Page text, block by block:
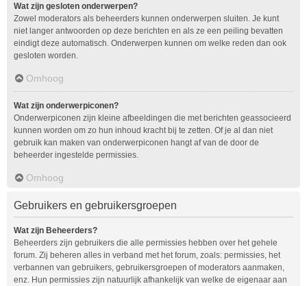
Wat zijn gesloten onderwerpen?
Zowel moderators als beheerders kunnen onderwerpen sluiten. Je kunt
niet langer antwoorden op deze berichten en als ze een peiling bevatten
eindigt deze automatisch. Onderwerpen kunnen om welke reden dan ook
gesloten worden.
Omhoog
Wat zijn onderwerpiconen?
Onderwerpiconen zijn kleine afbeeldingen die met berichten geassocieerd
kunnen worden om zo hun inhoud kracht bij te zetten. Of je al dan niet
gebruik kan maken van onderwerpiconen hangt af van de door de
beheerder ingestelde permissies.
Omhoog
Gebruikers en gebruikersgroepen
Wat zijn Beheerders?
Beheerders zijn gebruikers die alle permissies hebben over het gehele
forum. Zij beheren alles in verband met het forum, zoals: permissies, het
verbannen van gebruikers, gebruikersgroepen of moderators aanmaken,
enz. Hun permissies zijn natuurlijk afhankelijk van welke de eigenaar aan